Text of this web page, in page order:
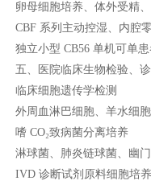
卵母细胞培养、体外受精
CBF 系列主动控湿、内腔
独立小型 CB56 单机可单
五、医院临床生物检验、
临床细胞遗传学检测
外周血淋巴细胞、羊水细
嗜 CO₂致病菌分离培养
淋球菌、肺炎链球菌、幽
IVD 诊断试剂原料细胞培养